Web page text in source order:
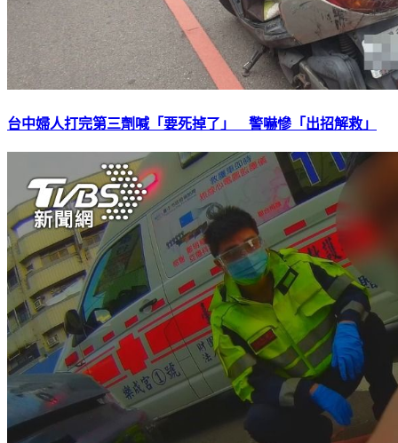
台中婦人打完第三劑喊「要死掉了」 警嚇慘「出招解救」